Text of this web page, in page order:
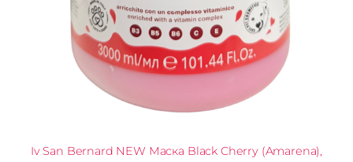
Iv San Bernard NEW Маска Black Cherry (Amarena),